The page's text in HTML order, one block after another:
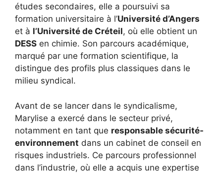
études secondaires, elle a poursuivi sa
formation universitaire à l’Université d’Angers
et à l’Université de Créteil, où elle obtient un
DESS en chimie. Son parcours académique,
marqué par une formation scientifique, la
distingue des profils plus classiques dans le
milieu syndical.
Avant de se lancer dans le syndicalisme,
Marylise a exercé dans le secteur privé,
notamment en tant que responsable sécurité-
environnement dans un cabinet de conseil en
risques industriels. Ce parcours professionnel
dans l’industrie, où elle a acquis une expertise